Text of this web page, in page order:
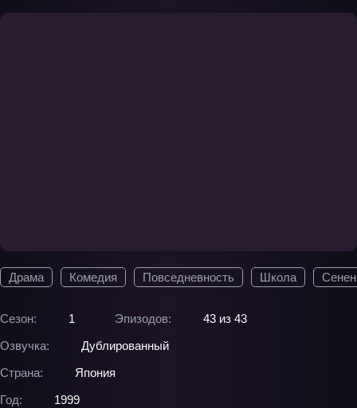
Драма Комедия Повседневность Школа Сенен
Сезон: 1 Эпизодов:
43 из 43
Озвучка:
Дублированный
Страна:
Япония
Год:
1999